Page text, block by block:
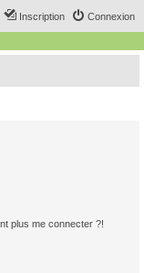
Connexion
Inscription
plus me connecter ?!